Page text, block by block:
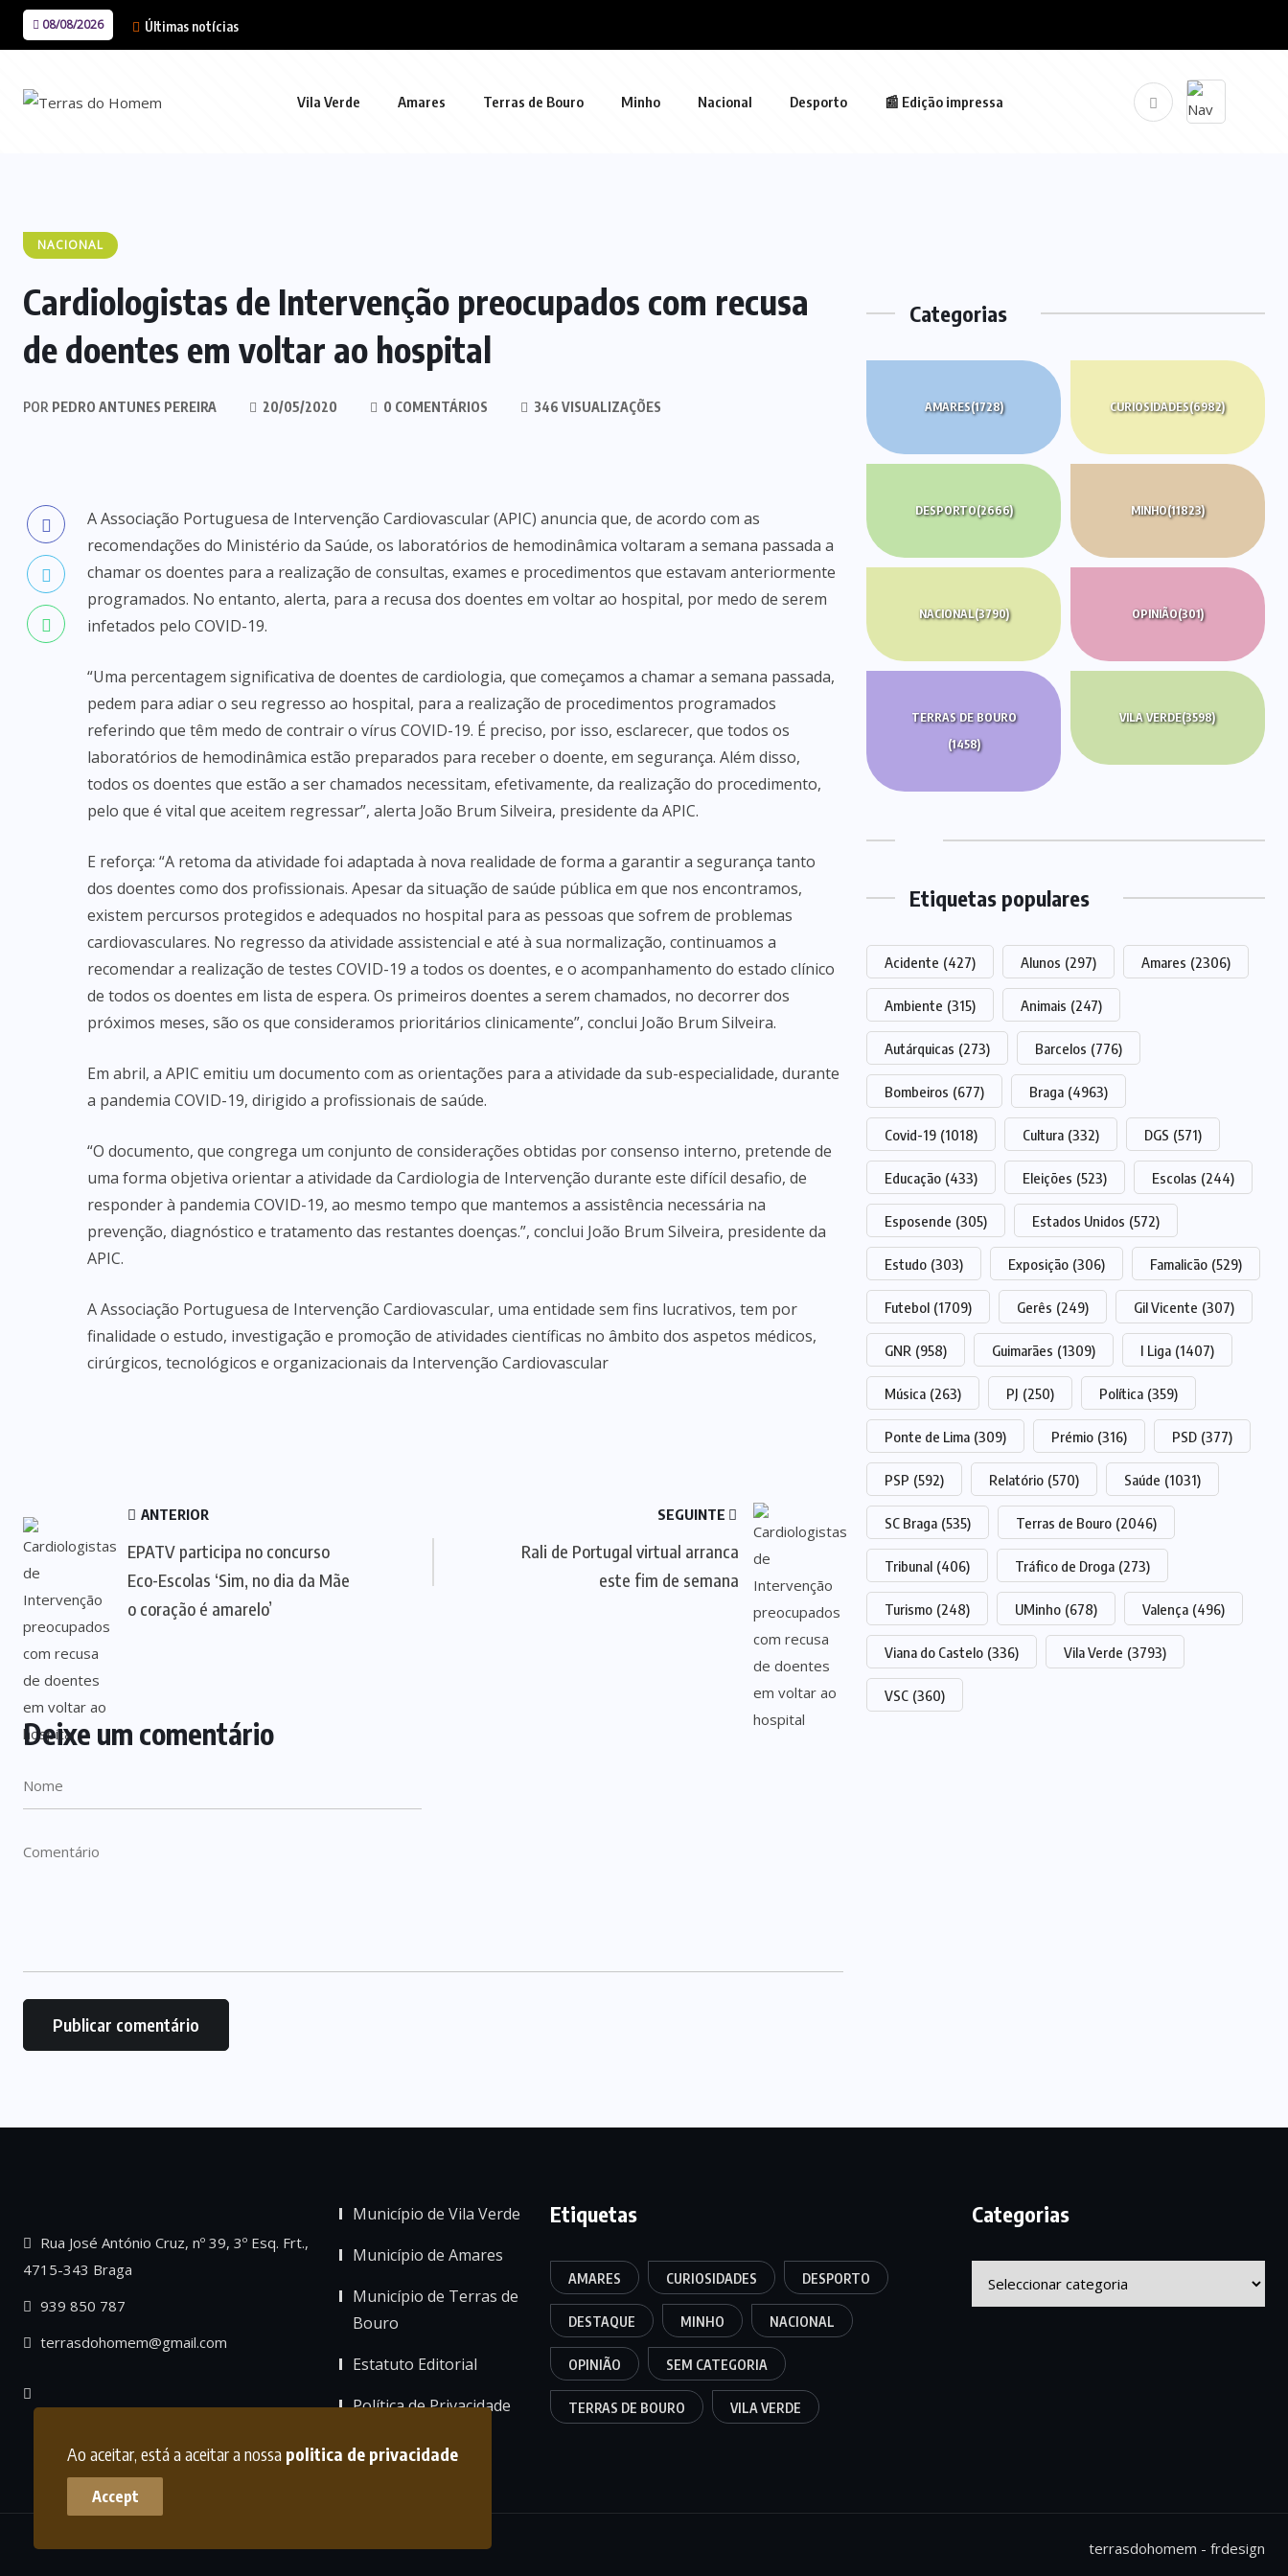
Ao aceitar, está a aceitar a nossa politica de privacidade
Accept
08/08/2026 Últimas notícias
Vila Verde Amares Terras de Bouro Minho Nacional Desporto 📰 Edição impressa
NACIONAL
Cardiologistas de Intervenção preocupados com recusa
de doentes em voltar ao hospital
POR PEDRO ANTUNES PEREIRA 20/05/2020 0 COMENTÁRIOS 346 VISUALIZAÇÕES
A Associação Portuguesa de Intervenção Cardiovascular (APIC) anuncia que, de acordo com as
recomendações do Ministério da Saúde, os laboratórios de hemodinâmica voltaram a semana passada a
chamar os doentes para a realização de consultas, exames e procedimentos que estavam anteriormente
programados. No entanto, alerta, para a recusa dos doentes em voltar ao hospital, por medo de serem
infetados pelo COVID-19.
“Uma percentagem significativa de doentes de cardiologia, que começamos a chamar a semana passada,
pedem para adiar o seu regresso ao hospital, para a realização de procedimentos programados
referindo que têm medo de contrair o vírus COVID-19. É preciso, por isso, esclarecer, que todos os
laboratórios de hemodinâmica estão preparados para receber o doente, em segurança. Além disso,
todos os doentes que estão a ser chamados necessitam, efetivamente, da realização do procedimento,
pelo que é vital que aceitem regressar”, alerta João Brum Silveira, presidente da APIC.
E reforça: “A retoma da atividade foi adaptada à nova realidade de forma a garantir a segurança tanto
dos doentes como dos profissionais. Apesar da situação de saúde pública em que nos encontramos,
existem percursos protegidos e adequados no hospital para as pessoas que sofrem de problemas
cardiovasculares. No regresso da atividade assistencial e até à sua normalização, continuamos a
recomendar a realização de testes COVID-19 a todos os doentes, e o acompanhamento do estado clínico
de todos os doentes em lista de espera. Os primeiros doentes a serem chamados, no decorrer dos
próximos meses, são os que consideramos prioritários clinicamente”, conclui João Brum Silveira.
Em abril, a APIC emitiu um documento com as orientações para a atividade da sub-especialidade, durante
a pandemia COVID-19, dirigido a profissionais de saúde.
“O documento, que congrega um conjunto de considerações obtidas por consenso interno, pretende de
uma forma objetiva orientar a atividade da Cardiologia de Intervenção durante este difícil desafio, de
responder à pandemia COVID-19, ao mesmo tempo que mantemos a assistência necessária na
prevenção, diagnóstico e tratamento das restantes doenças.”, conclui João Brum Silveira, presidente da
APIC.
A Associação Portuguesa de Intervenção Cardiovascular, uma entidade sem fins lucrativos, tem por
finalidade o estudo, investigação e promoção de atividades científicas no âmbito dos aspetos médicos,
cirúrgicos, tecnológicos e organizacionais da Intervenção Cardiovascular
ANTERIOR
EPATV participa no concurso
Eco-Escolas ‘Sim, no dia da Mãe
o coração é amarelo’
SEGUINTE
Rali de Portugal virtual arranca
este fim de semana
Deixe um comentário
Categorias
AMARES(1728) CURIOSIDADES(6982)
DESPORTO(2666) MINHO(11823)
NACIONAL(3790) OPINIÃO(301)
TERRAS DE BOURO
(1458)
VILA VERDE(3598)
Etiquetas populares
Acidente (427) Alunos (297) Amares (2306)
Ambiente (315) Animais (247)
Autárquicas (273) Barcelos (776)
Bombeiros (677) Braga (4963)
Covid-19 (1018) Cultura (332) DGS (571)
Educação (433) Eleições (523) Escolas (244)
Esposende (305) Estados Unidos (572)
Estudo (303) Exposição (306) Famalicão (529)
Futebol (1709) Gerês (249) Gil Vicente (307)
GNR (958) Guimarães (1309) I Liga (1407)
Música (263) PJ (250) Política (359)
Ponte de Lima (309) Prémio (316) PSD (377)
PSP (592) Relatório (570) Saúde (1031)
SC Braga (535) Terras de Bouro (2046)
Tribunal (406) Tráfico de Droga (273)
Turismo (248) UMinho (678) Valença (496)
Viana do Castelo (336) Vila Verde (3793)
VSC (360)
Rua José António Cruz, nº 39, 3º Esq. Frt.,
4715-343 Braga
939 850 787
terrasdohomem@gmail.com
Município de Vila Verde
Município de Amares
Município de Terras de
Bouro
Estatuto Editorial
Política de Privacidade
Etiquetas
AMARES CURIOSIDADES DESPORTO
DESTAQUE MINHO NACIONAL
OPINIÃO SEM CATEGORIA
TERRAS DE BOURO VILA VERDE
Categorias
terrasdohomem - frdesign